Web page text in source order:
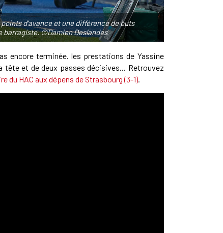
d'avance et une différence de buts
barragiste. ©Damien Deslandes
encore terminée. les prestations de Yassine
tête et de deux passes décisives... Retrouvez
du HAC aux dépens de Strasbourg (3-1).